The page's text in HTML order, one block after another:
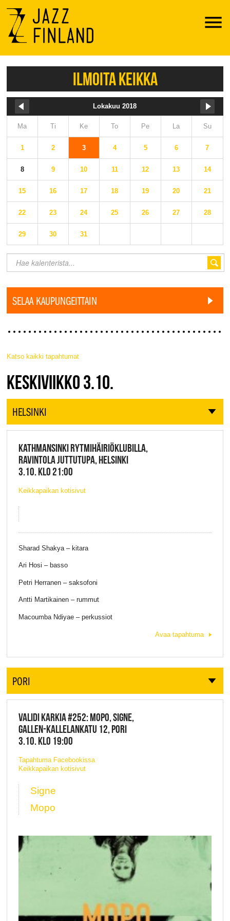
Menu
ILMOITA KEIKKA
Lokakuu 2018
Ma Ti Ke To Pe La Su
1 2 3 4 5 6 7
8 9 10 11 12 13 14
15 16 17 18 19 20 21
22 23 24 25 26 27 28
29 30 31
SELAA KAUPUNGEITTAIN
Katso kaikki tapahtumat
JAZZ FINLAND LIVE
KESKIVIIKKO 3.10.
HELSINKI
KATHMANSINKI RYTMIHÄIRIÖKLUBILLA,
RAVINTOLA JUTTUTUPA, HELSINKI
3.10. KLO 21:00
Keikkapaikan kotisivut
Sharad Shakya – kitara
Ari Hosi – basso
Petri Herranen – saksofoni
Antti Martikainen – rummut
Macoumba Ndiyae – perkussiot
Avaa tapahtuma
PORI
VALIDI KARKIA #252: MOPO, SIGNE,
GALLEN-KALLELANKATU 12, PORI
3.10. KLO 19:00
Tapahtuma Facebookissa
Keikkapaikan kotisivut
Signe
Mopo